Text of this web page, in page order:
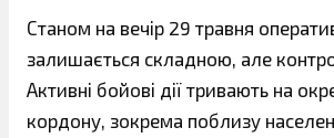
Станом на вечір 29 травня
залишається складною, але
Активні бойові дії тривають на
кордону, зокрема поблизу